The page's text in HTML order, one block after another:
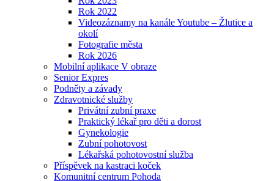
Rok 2022
Videozáznamy na kanále Youtube – Žlutice a
okolí
Fotografie města
Rok 2026
Mobilní aplikace V obraze
Senior Expres
Podněty a závady
Zdravotnické služby
Privátní zubní praxe
Praktický lékař pro děti a dorost
Gynekologie
Zubní pohotovost
Lékařská pohotovostní služba
Příspěvek na kastraci koček
Komunitní centrum Pohoda